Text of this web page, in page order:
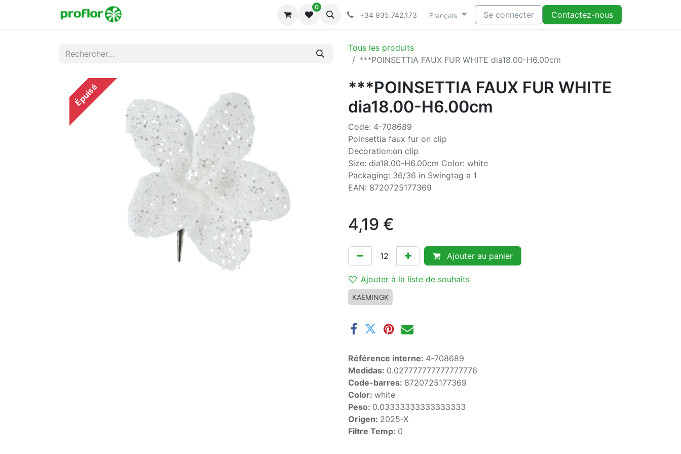
Collections
0
+34 935.742.173 Français Se connecter Contactez-nous
Tous les produits
***POINSETTIA FAUX FUR WHITE dia18.00-H6.00cm
Épuisé
***POINSETTIA FAUX FUR WHITE
dia18.00-H6.00cm
Code: 4-708689
Poinsettia faux fur on clip
Decoration:on clip
Size: dia18.00-H6.00cm Color: white
Packaging: 36/36 in Swingtag a 1
EAN: 8720725177369
4,19 €
Ajouter au panier
Ajouter à la liste de souhaits
KAEMINGK
Référence interne: 4-708689
Medidas: 0.027777777777777776
Code-barres: 8720725177369
Color: white
Peso: 0.03333333333333333
Origen: 2025-X
Filtre Temp: 0